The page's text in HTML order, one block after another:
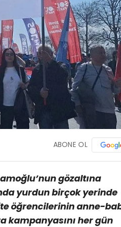
ABONE OL
gözaltına
yurdun birçok yerinde
öğrencilerinin anne-
kampanyasını her gün